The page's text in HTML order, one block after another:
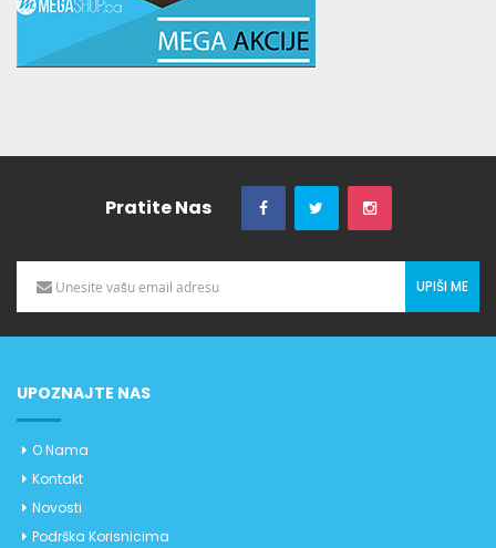
Pratite Nas
UPIŠI ME
UPOZNAJTE NAS
O Nama
Kontakt
Novosti
Podrška Korisnicima